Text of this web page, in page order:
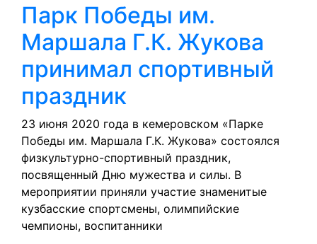
Парк Победы им.
Маршала Г.К. Жукова
принимал спортивный
праздник
Победы
им.
Маршала
Г.К.
Жукова
23 июня 2020 года в кемеровском «Парке
Победы им. Маршала Г.К. Жукова» состоялся
физкультурно-спортивный праздник,
посвященный Дню мужества и силы. В
мероприятии приняли участие знаменитые
кузбасские спортсмены, олимпийские
чемпионы, воспитанники